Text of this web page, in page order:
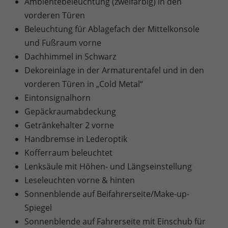
vorderen Türen
Beleuchtung für Ablagefach der Mittelkonsole
und Fußraum vorne
Dachhimmel in Schwarz
Dekoreinlage in der Armaturentafel und in den
vorderen Türen in „Cold Metal“
Eintonsignalhorn
Gepäckraumabdeckung
Getränkehalter 2 vorne
Handbremse in Lederoptik
Kofferraum beleuchtet
Lenksäule mit Höhen- und Längseinstellung
Leseleuchten vorne & hinten
Sonnenblende auf Beifahrerseite/Make-up-
Spiegel
Sonnenblende auf Fahrerseite mit Einschub für